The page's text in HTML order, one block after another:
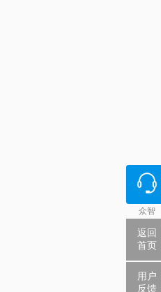
众智
返回
首页
用户
反馈